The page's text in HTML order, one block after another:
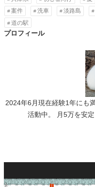
案件
洗車 淡路島
道の駅
プロフィール
2024年6月現在経験1年にも
活動中。 月5万を安